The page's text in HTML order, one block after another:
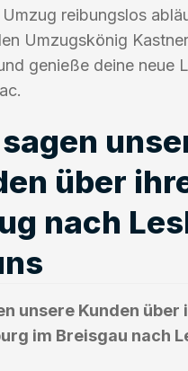
reibungslos
Umzugskönig
genieße deine neue
über
nach
unsere Kunden über
im Breisgau nach